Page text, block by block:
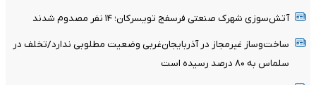
آتش‌سوزی شهرک صنعتی فرسفج تویسرکان؛ ۱۴ نفر مصدوم شدند
ساخت‌وساز غیرمجاز در آذربایجان‌غربی وضعیت مطلوبی ندارد/تخلف در
سلماس به ۸۰ درصد رسیده است